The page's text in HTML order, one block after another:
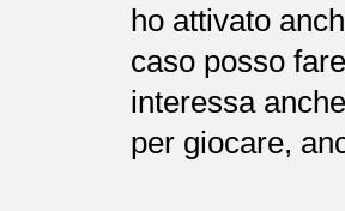
ho attivato
caso posso
interessa
per giocare,